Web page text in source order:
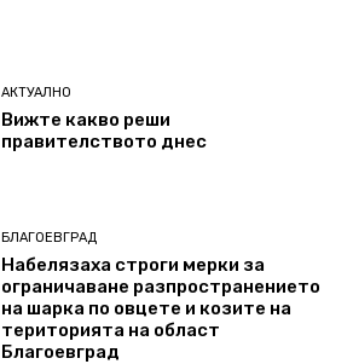
АКТУАЛНО
Вижте какво реши
правителството днес
БЛАГОЕВГРАД
Набелязаха строги мерки за
ограничаване разпространението
на шарка по овцете и козите на
територията на област
Благоевград